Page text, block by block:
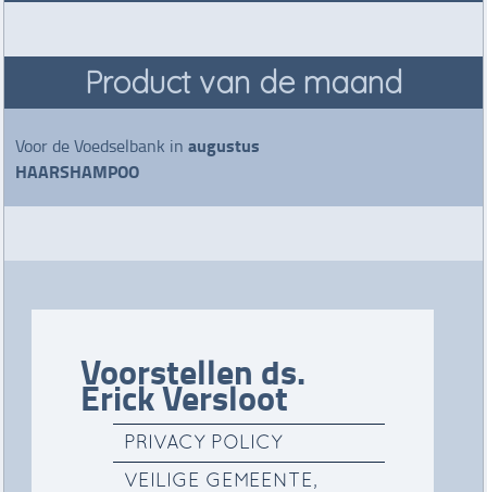
Voorstellen ds.
Erick Versloot
PRIVACY POLICY
VEILIGE GEMEENTE,
Product van de maand
Voor de Voedselbank in augustus
HAARSHAMPOO